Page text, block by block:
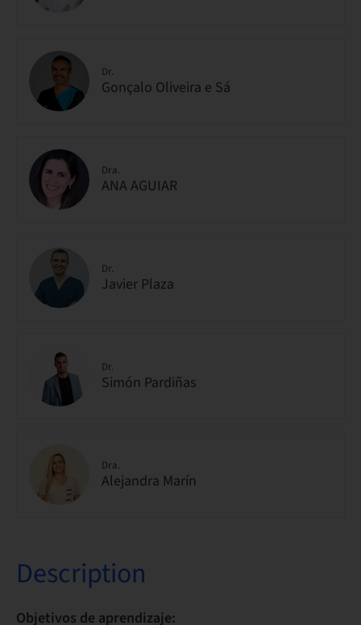
Dr.
Gonçalo Oliveira e Sá
Dra.
ANA AGUIAR
Dr.
Javier Plaza
Dr.
Simón Pardiñas
Dra.
Alejandra Marín
Description
Objetivos de aprendizaje: